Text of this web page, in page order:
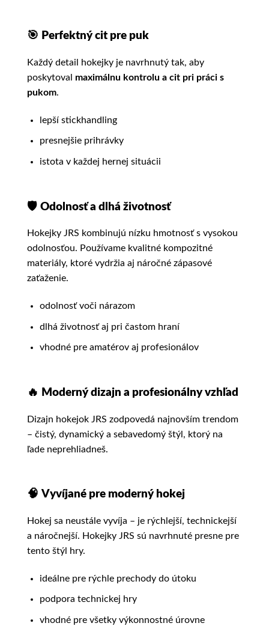
🎯 Perfektný cit pre puk
Každý detail hokejky je navrhnutý tak, aby
poskytoval maximálnu kontrolu a cit pri práci s
pukom.
lepší stickhandling
presnejšie prihrávky
istota v každej hernej situácii
🛡️ Odolnosť a dlhá životnosť
Hokejky JRS kombinujú nízku hmotnosť s vysokou
odolnosťou. Používame kvalitné kompozitné
materiály, ktoré vydržia aj náročné zápasové
zaťaženie.
odolnosť voči nárazom
dlhá životnosť aj pri častom hraní
vhodné pre amatérov aj profesionálov
🔥 Moderný dizajn a profesionálny vzhľad
Dizajn hokejok JRS zodpovedá najnovším trendom
– čistý, dynamický a sebavedomý štýl, ktorý na
ľade neprehliadneš.
🧠 Vyvíjané pre moderný hokej
Hokej sa neustále vyvíja – je rýchlejší, technickejší
a náročnejší. Hokejky JRS sú navrhnuté presne pre
tento štýl hry.
ideálne pre rýchle prechody do útoku
podpora technickej hry
vhodné pre všetky výkonnostné úrovne